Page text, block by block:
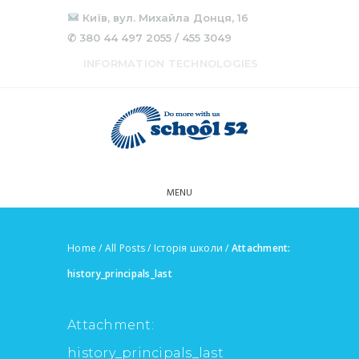
Київ, вул. Михайла Донця, 16
✆ 380 44 497 2055 / 455 3049
MENU
Home / All Posts/ Історія школи / Attachment:
history_principals_last
Attachment:
history_principals_last